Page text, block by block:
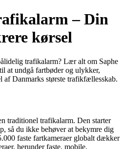
– Din
kørsel
trafikalarm? Lær alt om Saphe
at undgå fartbøder og ulykker,
af Danmarks største trafikfællesskab.
traditionel trafikalarm. Den starter
så du ikke behøver at bekymre dig
faste fartkameraer globalt dækker
herunder faste, mobile,